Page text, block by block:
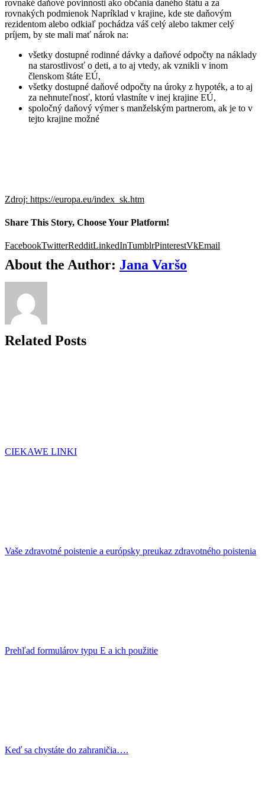
rovnaké daňové povinnosti ako občania daného štátu a za
rovnakých podmienok Napríklad v krajine, kde ste daňovým
rezidentom alebo odkiaľ pochádza váš celý alebo takmer celý
príjem, by ste mali mať nárok na:
všetky dostupné rodinné dávky a daňové odpočty na náklady
na starostlivosť o deti, a to aj vtedy, ak vznikli v inom
členskom štáte EÚ,
všetky dostupné daňové odpočty na úroky z hypoték, a to aj
za nehnuteľnosť, ktorú vlastníte v inej krajine EÚ,
spoločný daňový výmer s manželským partnerom, ak je to v
tejto krajine možné
Zdroj: https://europa.eu/index_sk.htm
Share This Story, Choose Your Platform!
FacebookTwitterRedditLinkedInTumblrPinterestVkEmail
About the Author: Jana Varšo
Related Posts
CIEKAWE LINKI
Vaše zdravotné poistenie a európsky preukaz zdravotného poistenia
Prehľad formulárov typu E a ich použitie
Keď sa chystáte do zahraničia….